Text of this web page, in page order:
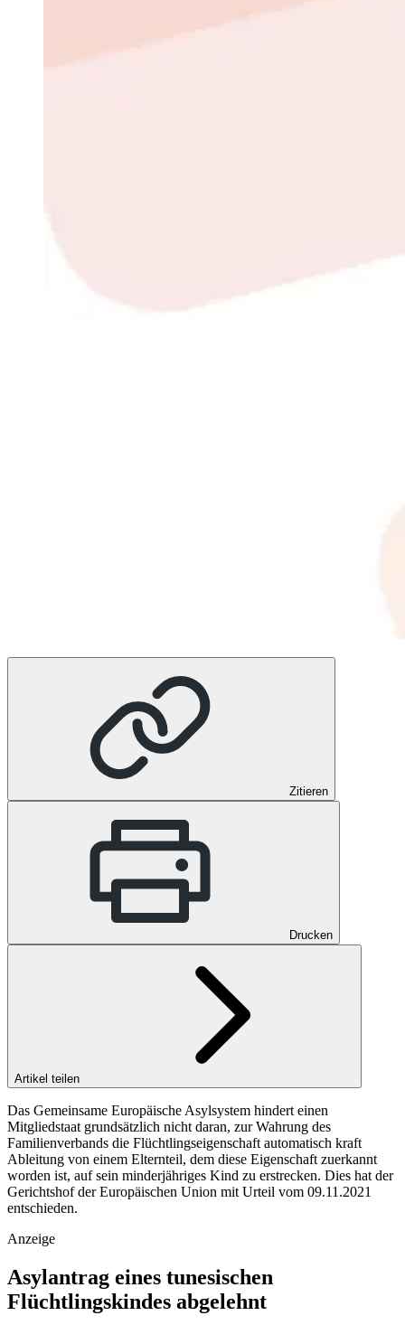
Zitieren
Drucken
Artikel teilen
Das Gemeinsame Europäische Asylsystem hindert einen
Mitgliedstaat grundsätzlich nicht daran, zur Wahrung des
Familienverbands die Flüchtlingseigenschaft automatisch kraft
Ableitung von einem Elternteil, dem diese Eigenschaft zuerkannt
worden ist, auf sein minderjähriges Kind zu erstrecken. Dies hat der
Gerichtshof der Europäischen Union mit Urteil vom 09.11.2021
entschieden.
Anzeige
Asylantrag eines tunesischen
Flüchtlingskindes abgelehnt